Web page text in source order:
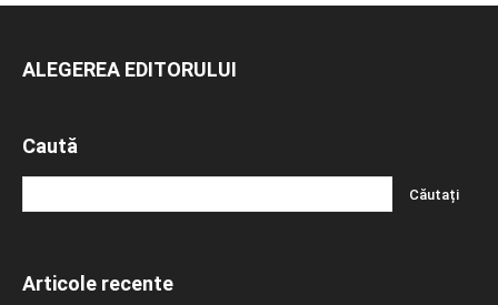
ALEGEREA EDITORULUI
Caută
Articole recente